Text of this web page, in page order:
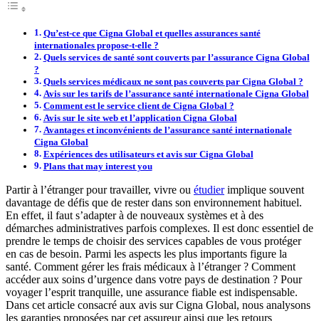
Qu’est-ce que Cigna Global et quelles assurances santé
internationales propose-t-elle ?
Quels services de santé sont couverts par l’assurance Cigna Global
?
Quels services médicaux ne sont pas couverts par Cigna Global ?
Avis sur les tarifs de l’assurance santé internationale Cigna Global
Comment est le service client de Cigna Global ?
Avis sur le site web et l’application Cigna Global
Avantages et inconvénients de l’assurance santé internationale
Cigna Global
Expériences des utilisateurs et avis sur Cigna Global
Plans that may interest you
Partir à l’étranger pour travailler, vivre ou étudierimplique souvent
davantage de défis que de rester dans son environnement habituel.
En effet, il faut s’adapter à de nouveaux systèmes et à des
démarches administratives parfois complexes. Il est donc essentiel de
prendre le temps de choisir des services capables de vous protéger
en cas de besoin. Parmi les aspects les plus importants figure la
santé. Comment gérer les frais médicaux à l’étranger ? Comment
accéder aux soins d’urgence dans votre pays de destination ? Pour
voyager l’esprit tranquille, une assurance fiable est indispensable.
Dans cet article consacré aux avis sur Cigna Global, nous analysons
les garanties proposées par cet assureur ainsi que les retours